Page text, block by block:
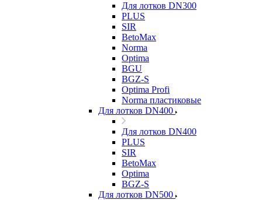
Для лотков DN300
PLUS
SIR
BetoMax
Norma
Optima
BGU
BGZ-S
Optima Profi
Norma пластиковые
Для лотков DN400
Для лотков DN400
PLUS
SIR
BetoMax
Optima
BGZ-S
Для лотков DN500